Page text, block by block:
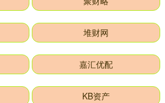
堆财网
嘉汇优配
KB资产